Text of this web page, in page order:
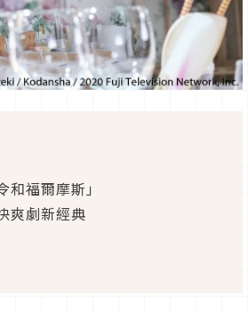
福爾摩斯」
爽劇新經典